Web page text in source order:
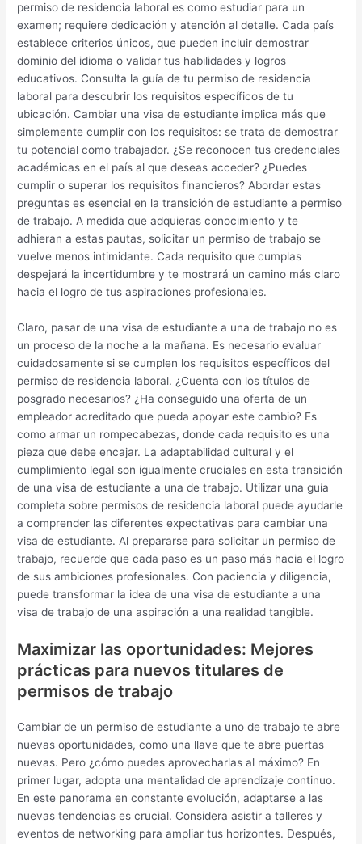
permiso de residencia laboral es como estudiar para un
examen; requiere dedicación y atención al detalle. Cada país
establece criterios únicos, que pueden incluir demostrar
dominio del idioma o validar tus habilidades y logros
educativos. Consulta la guía de tu permiso de residencia
laboral para descubrir los requisitos específicos de tu
ubicación. Cambiar una visa de estudiante implica más que
simplemente cumplir con los requisitos: se trata de demostrar
tu potencial como trabajador. ¿Se reconocen tus credenciales
académicas en el país al que deseas acceder? ¿Puedes
cumplir o superar los requisitos financieros? Abordar estas
preguntas es esencial en la transición de estudiante a permiso
de trabajo. A medida que adquieras conocimiento y te
adhieran a estas pautas, solicitar un permiso de trabajo se
vuelve menos intimidante. Cada requisito que cumplas
despejará la incertidumbre y te mostrará un camino más claro
hacia el logro de tus aspiraciones profesionales.
Claro, pasar de una visa de estudiante a una de trabajo no es
un proceso de la noche a la mañana. Es necesario evaluar
cuidadosamente si se cumplen los requisitos específicos del
permiso de residencia laboral. ¿Cuenta con los títulos de
posgrado necesarios? ¿Ha conseguido una oferta de un
empleador acreditado que pueda apoyar este cambio? Es
como armar un rompecabezas, donde cada requisito es una
pieza que debe encajar. La adaptabilidad cultural y el
cumplimiento legal son igualmente cruciales en esta transición
de una visa de estudiante a una de trabajo. Utilizar una guía
completa sobre permisos de residencia laboral puede ayudarle
a comprender las diferentes expectativas para cambiar una
visa de estudiante. Al prepararse para solicitar un permiso de
trabajo, recuerde que cada paso es un paso más hacia el logro
de sus ambiciones profesionales. Con paciencia y diligencia,
puede transformar la idea de una visa de estudiante a una
visa de trabajo de una aspiración a una realidad tangible.
Maximizar las oportunidades: Mejores
prácticas para nuevos titulares de
permisos de trabajo
Cambiar de un permiso de estudiante a uno de trabajo te abre
nuevas oportunidades, como una llave que te abre puertas
nuevas. Pero ¿cómo puedes aprovecharlas al máximo? En
primer lugar, adopta una mentalidad de aprendizaje continuo.
En este panorama en constante evolución, adaptarse a las
nuevas tendencias es crucial. Considera asistir a talleres y
eventos de networking para ampliar tus horizontes. Después,